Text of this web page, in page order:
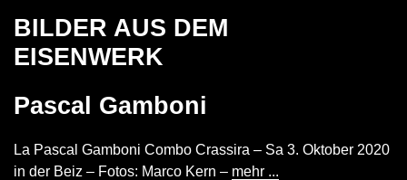
BILDER AUS DEM
EISENWERK
Pascal Gamboni
La Pascal Gamboni Combo Crassira – Sa 3. Oktober 2020
in der Beiz – Fotos: Marco Kern – mehr ...